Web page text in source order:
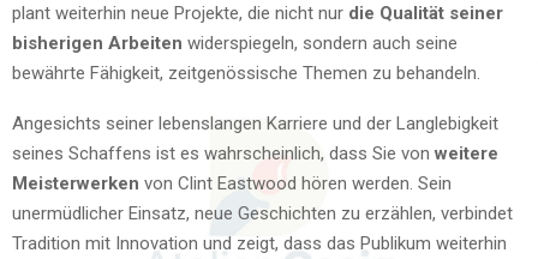
plant weiterhin neue Projekte, die nicht nur die Qualität seiner
bisherigen Arbeiten widerspiegeln, sondern auch seine
bewährte Fähigkeit, zeitgenössische Themen zu behandeln.
Angesichts seiner lebenslangen Karriere und der Langlebigkeit
seines Schaffens ist es wahrscheinlich, dass Sie von weitere
Meisterwerken von Clint Eastwood hören werden. Sein
unermüdlicher Einsatz, neue Geschichten zu erzählen, verbindet
Tradition mit Innovation und zeigt, dass das Publikum weiterhin